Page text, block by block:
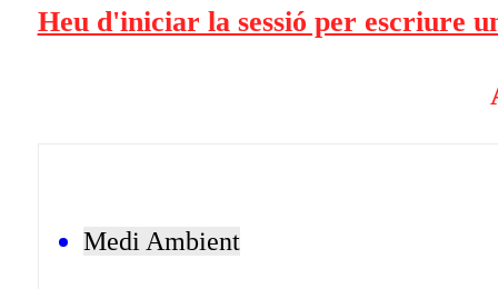
Heu d'iniciar la sessió per escriure
Medi Ambient